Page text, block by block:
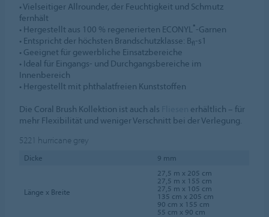
• Vielseitiger Allrounder, der Feuchtigkeit und Schmutz
fernhält
• Hergestellt aus 100 % regenerierten ECONYL® -Garnen
• Entspricht der höchsten Brandschutzklasse: Bfl-s1
• Geeignet für gewerbliche Einsatzbereiche
• Ideal für Eingangs- und Durchgangsbereiche im
Innenbereich
• Hergestellt mit phthalatfreien Kunststoffen
Die Coral Brush Kollektion ist auch als
erhältlich – für
mehr Flexibilität und weniger Verschnitt bei der Verlegung.
5221 hurricane grey
Dicke 9 mm
Länge x Breite
27,5 m x 205 cm
27,5 m x 155 cm
27,5 m x 105 cm
135 cm x 205 cm
90 cm x 155 cm
55 cm x 90 cm